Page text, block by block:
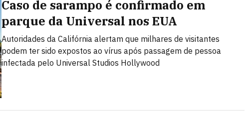
Caso de sarampo é confirmado em
parque da Universal nos EUA
Autoridades da Califórnia alertam que milhares de visitantes
podem ter sido expostos ao vírus após passagem de pessoa
infectada pelo Universal Studios Hollywood